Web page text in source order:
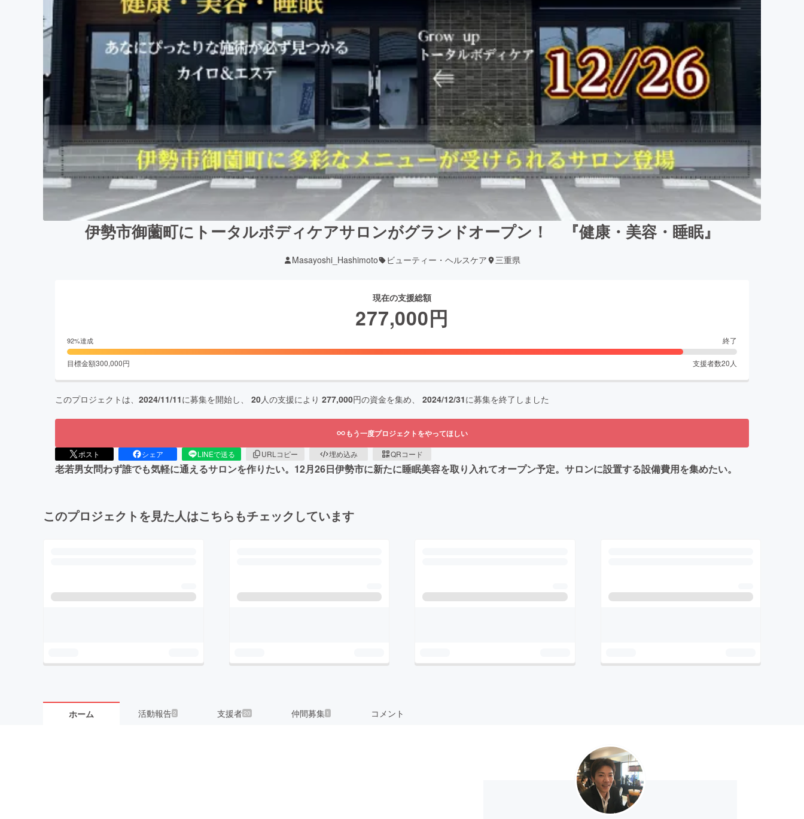
伊勢市御薗町にトータルボディケアサロンがグランドオープン！ 『健康・美容・睡眠』
Masayoshi_Hashimoto ビューティー・ヘルスケア 三重県
現在の支援総額
277,000円
92%達成 終了
目標金額300,000円 支援者数20 人
このプロジェクトは、 2024/11/11に募集を開始し、 20人の支援により 277,000円の資金を集め、 2024/12/31に募集を終了しました
もう一度プロジェクトをやってほしい
ポスト シェア LINEで送る URLコピー 埋め込み QRコード
老若男女問わず誰でも気軽に通えるサロンを作りたい。12月26日伊勢市に新たに睡眠美容を取り入れてオープン予定。サロンに設置する設備費用を集めたい。
このプロジェクトを見た人はこちらもチェックしています
ホーム 活動報告2 支援者20 仲間募集 1 コメント